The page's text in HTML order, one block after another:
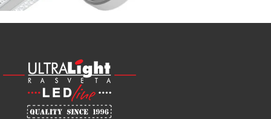
LED
PROFILI
TRIMLESS
DIFUZOROM